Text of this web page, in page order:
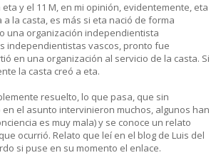
y el 11 M, en mi opinión, evidentemente, eta
la casta, es más si eta nació de forma
una organización independientista
independientistas vascos, pronto fue
en una organización al servicio de la casta. Si
la casta creó a eta.
resuelto, lo que pasa, que sin
en el asunto intervinieron muchos, algunos han
es muy mala) y se conoce un relato
ocurrió. Relato que leí en el blog de Luis del
si puse en su momento el enlace.